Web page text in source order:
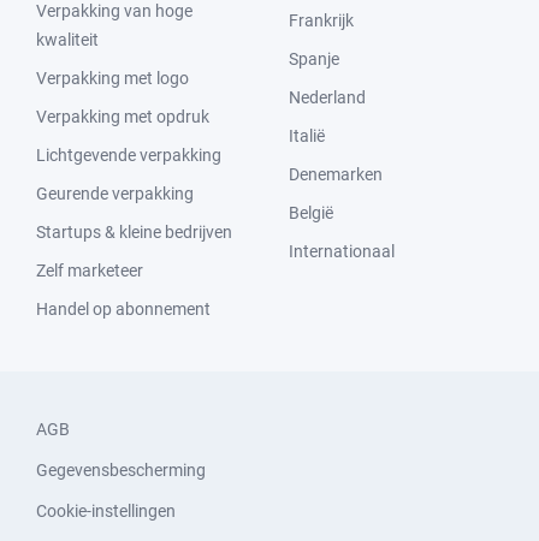
Verpakking van hoge
kwaliteit
Verpakking met logo
Verpakking met opdruk
Lichtgevende verpakking
Geurende verpakking
Startups & kleine bedrijven
Zelf marketeer
Handel op abonnement
Frankrijk
Spanje
Nederland
Italië
Denemarken
België
Internationaal
AGB
Gegevensbescherming
Cookie-instellingen